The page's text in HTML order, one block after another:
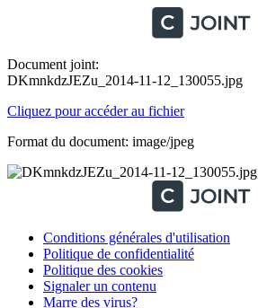
Document joint:
DKmnkdzJEZu_2014-11-12_130055.jpg
Cliquez pour accéder au fichier
Format du document: image/jpeg
Conditions générales d'utilisation
Politique de confidentialité
Politique des cookies
Signaler un contenu
Marre des virus?